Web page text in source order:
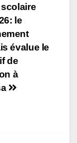
le
évalue le
de
à